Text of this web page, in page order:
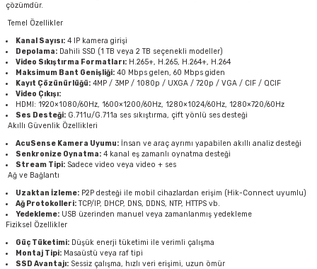
çözümdür.
Temel Özellikler
Kanal Sayısı: 4 IP kamera girişi
Depolama: Dahili SSD (1 TB veya 2 TB seçenekli modeller)
Video Sıkıştırma Formatları: H.265+, H.265, H.264+, H.264
Maksimum Bant Genişliği: 40 Mbps gelen, 60 Mbps giden
Kayıt Çözünürlüğü: 4MP / 3MP / 1080p / UXGA / 720p / VGA / CIF / QCIF
Video Çıkışı:
HDMI: 1920×1080/60Hz, 1600×1200/60Hz, 1280×1024/60Hz, 1280×720/60Hz
Ses Desteği: G.711u/G.711a ses sıkıştırma, çift yönlü ses desteği
Akıllı Güvenlik Özellikleri
AcuSense Kamera Uyumu: İnsan ve araç ayrımı yapabilen akıllı analiz desteği
Senkronize Oynatma: 4 kanal eş zamanlı oynatma desteği
Stream Tipi: Sadece video veya video + ses
Ağ ve Bağlantı
Uzaktan İzleme: P2P desteği ile mobil cihazlardan erişim (Hik-Connect uyumlu)
Ağ Protokolleri:TCP/IP, DHCP, DNS, DDNS, NTP, HTTPS vb.
Yedekleme: USB üzerinden manuel veya zamanlanmış yedekleme
Fiziksel Özellikler
Güç Tüketimi: Düşük enerji tüketimi ile verimli çalışma
Montaj Tipi: Masaüstü veya raf tipi
SSD Avantajı: Sessiz çalışma, hızlı veri erişimi, uzun ömür